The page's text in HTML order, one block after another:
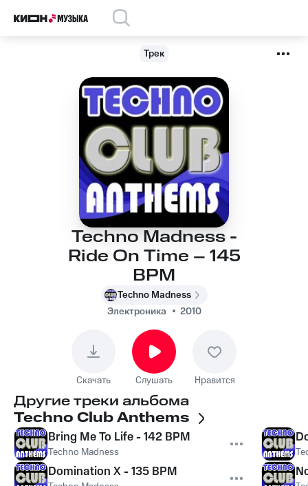
Трек
Techno Madness -
Ride On Time – 145
BPM
Techno Madness
Электроника
2010
Скачать Слушать Нравится
Другие треки альбома
Techno Club Anthems
Bring Me To Life - 142 BPM
Techno Madness
Domination X - 135 BPM